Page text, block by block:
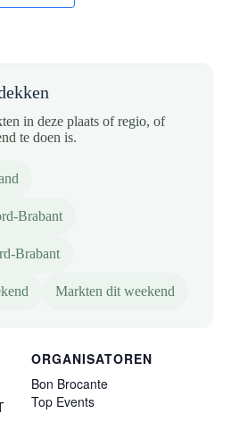
in deze plaats of regio, of
te doen is.
Brabant
Brabant
Markten dit weekend
ORGANISATOREN
Bon Brocante
Top Events